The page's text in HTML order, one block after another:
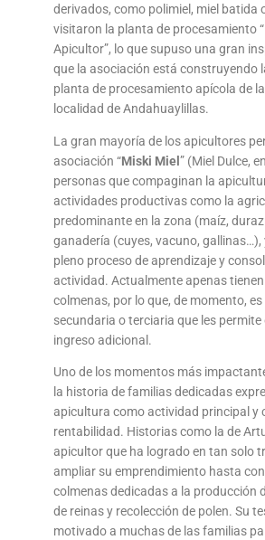
derivados, como polimiel, miel batida
visitaron la planta de procesamiento
Apicultor”, lo que supuso una gran
que la asociación está construyendo
planta de procesamiento apícola de
localidad de Andahuaylillas.
La gran mayoría de los apicultores
asociación “Miski Miel” (Miel Dulce,
personas que compaginan la
actividades productivas como la
predominante en la zona (maíz,
ganadería (cuyes, vacuno, gallinas…),
pleno proceso de aprendizaje y
actividad. Actualmente apenas tienen
colmenas, por lo que, de momento,
secundaria o terciaria que les permite
ingreso adicional.
Uno de los momentos más
la historia de familias dedicadas
apicultura como actividad principal y
rentabilidad. Historias como la de
apicultor que ha logrado en tan solo
ampliar su emprendimiento hasta
colmenas dedicadas a la producción
de reinas y recolección de polen. Su
motivado a muchas de las familias